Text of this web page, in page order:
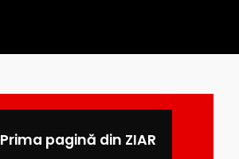
Prima pagină din ZIAR